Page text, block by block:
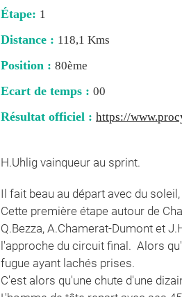
Étape: 1
Distance : 118,1 Kms
Position : 80ème
Ecart de temps : 00
Résultat officiel : https://
H.Uhlig vainqueur au sprint.
Il fait beau au départ avec du
Cette première étape autour de
Q.Bezza, A.Chamerat-Dumont et
l'approche du circuit final. Alors
fugue ayant lachés prises.
C'est alors qu'une chute d'une